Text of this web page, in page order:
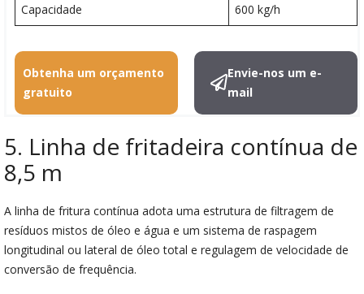
Capacidade 600 kg/h
Obtenha um orçamento
gratuito
Envie-nos um e-
mail
5. Linha de fritadeira contínua de
8,5 m
A linha de fritura contínua adota uma estrutura de filtragem de
resíduos mistos de óleo e água e um sistema de raspagem
longitudinal ou lateral de óleo total e regulagem de velocidade de
conversão de frequência.